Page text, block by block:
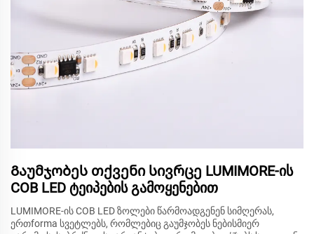
Გაუმჯობეს თქვენი სივრცე LUMIMORE-ის
COB LED ტეიპების გამოყენებით
LUMIMORE-ის COB LED ზოლები წარმოადგენენ სიმღერას,
ერთforma სვეტლებს, რომლებიც გაუმჯობეს ნებისმიერ